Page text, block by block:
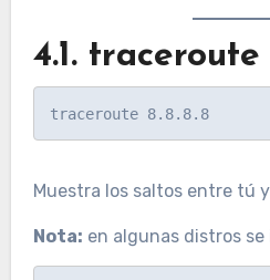
4.1. traceroute
traceroute 8.8.8.8
Muestra los saltos entre tú
Nota: en algunas distros